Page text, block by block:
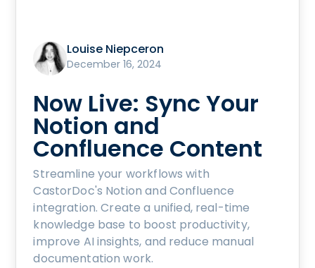
Louise Niepceron
December 16, 2024
Now Live: Sync Your
Notion and
Confluence Content
Streamline your workflows with
CastorDoc's Notion and Confluence
integration. Create a unified, real-time
knowledge base to boost productivity,
improve AI insights, and reduce manual
documentation work.